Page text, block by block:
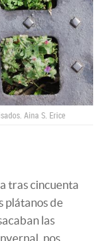
Aina S. Erice
tras cincuenta
plátanos de
las
nos